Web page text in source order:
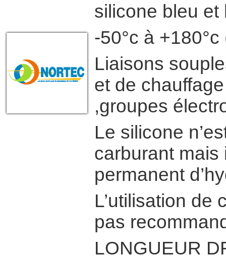
silicone bleu et
-50°c à
Liaisons
et de
,groupes
Le silicone
carburant mais
permanent
L’utilisation de
pas
LONGUEUR